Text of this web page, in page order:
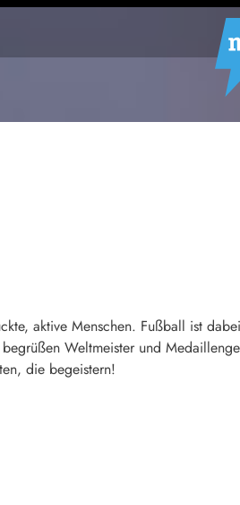
aktive Menschen. Fußball ist
Weltmeister und
die begeistern!